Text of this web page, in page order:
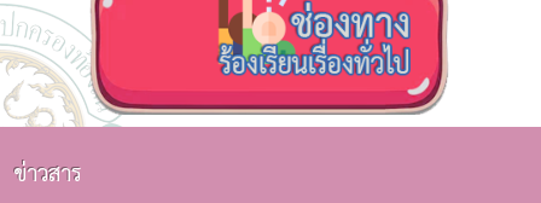
ข่าวสาร